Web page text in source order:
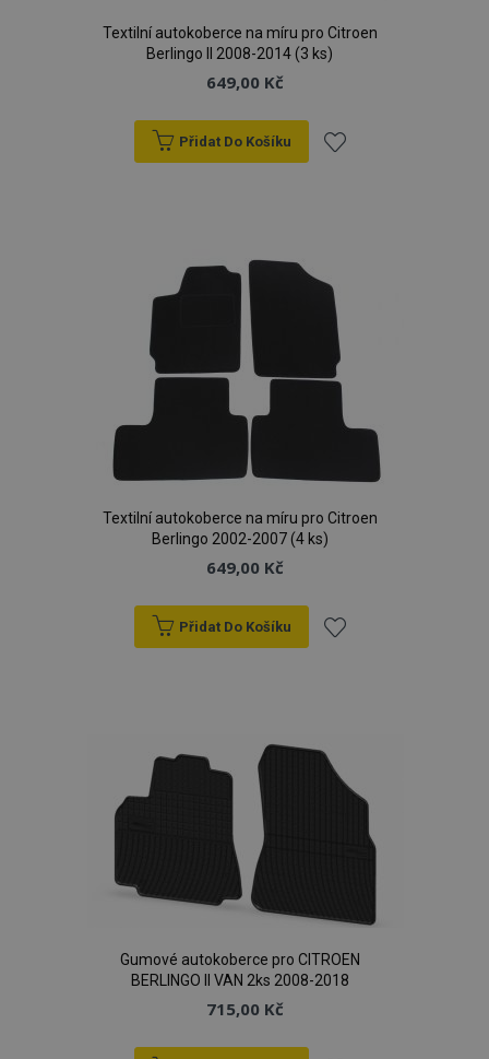
Textilní autokoberce na míru pro Citroen
Berlingo II 2008-2014 (3 ks)
649,00 Kč
Přidat Do Košíku
Textilní autokoberce na míru pro Citroen
Berlingo 2002-2007 (4 ks)
649,00 Kč
Přidat Do Košíku
oblíbeným
Gumové autokoberce pro CITROEN
BERLINGO II VAN 2ks 2008-2018
715,00 Kč